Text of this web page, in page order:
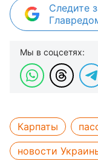
Следите
Мы в соцсетях:
Карпаты
новости